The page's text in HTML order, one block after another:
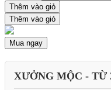
Thêm vào giỏ
Thêm vào giỏ
Mua ngay
XƯỞNG MỘC - TỪ